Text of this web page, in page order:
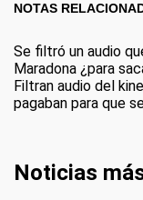
NOTAS
Se filtró un audio
Maradona ¿para
Filtran audio del
pagaban para que
Noticias